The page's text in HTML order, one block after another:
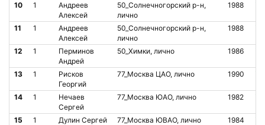
10 1
Андреев
Алексей
50_Солнечногорский р-н,
лично
1988
11 1
Андреев
Алексей
50_Солнечногорский р-н,
лично
1988
12 1
Перминов
Андрей
50_Химки, лично 1986
13 1
Рисков
Георгий
77_Москва ЦАО, лично 1990
14 1
Нечаев
Сергей
77_Москва ЮАО, лично 1982
15 1 Дулин Сергей 77_Москва ЮВАО, лично 1984